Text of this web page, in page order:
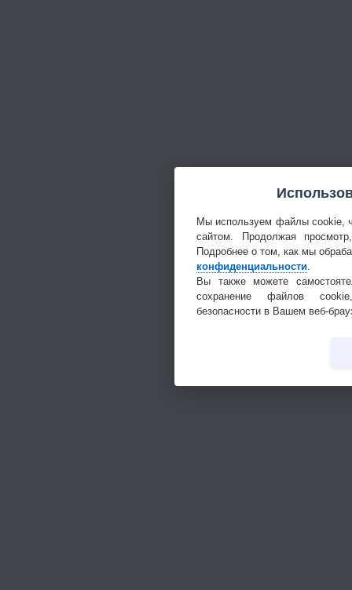
Мы используем файлы cookie,
сайтом. Продолжая
Подробнее о том, как мы
конфиденциальности
Вы также можете
сохранение файлов
безопасности в Вашем веб-